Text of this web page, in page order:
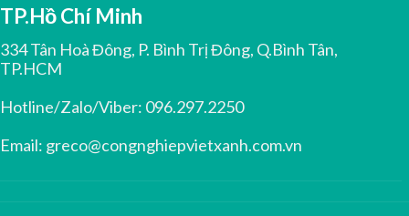
TP.Hồ Chí Minh
334 Tân Hoà Đông, P. Bình Trị Đông, Q.Bình Tân,
TP.HCM
Hotline/Zalo/Viber: 096.297.2250
Email: greco@congnghiepvietxanh.com.vn